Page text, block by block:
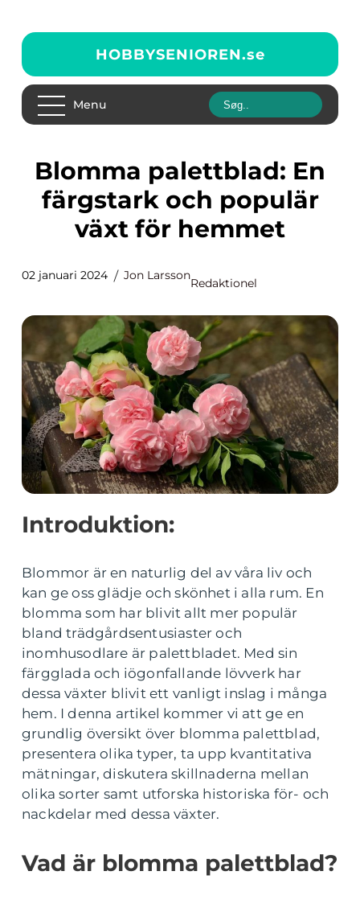
HOBBYSENIOREN.se
Menu
Blomma palettblad: En
färgstark och populär
växt för hemmet
02 januari 2024 Jon Larsson
Redaktionel
Introduktion:
Blommor är en naturlig del av våra liv och
kan ge oss glädje och skönhet i alla rum. En
blomma som har blivit allt mer populär
bland trädgårdsentusiaster och
inomhusodlare är palettbladet. Med sin
färgglada och iögonfallande lövverk har
dessa växter blivit ett vanligt inslag i många
hem. I denna artikel kommer vi att ge en
grundlig översikt över blomma palettblad,
presentera olika typer, ta upp kvantitativa
mätningar, diskutera skillnaderna mellan
olika sorter samt utforska historiska för- och
nackdelar med dessa växter.
Vad är blomma palettblad?